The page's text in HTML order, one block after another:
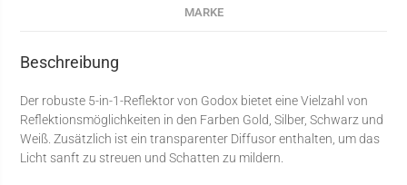
MARKE
Beschreibung
Der robuste 5-in-1-Reflektor von Godox bietet eine Vielzahl von
Reflektionsmöglichkeiten in den Farben Gold, Silber, Schwarz und
Weiß. Zusätzlich ist ein transparenter Diffusor enthalten, um das
Licht sanft zu streuen und Schatten zu mildern.